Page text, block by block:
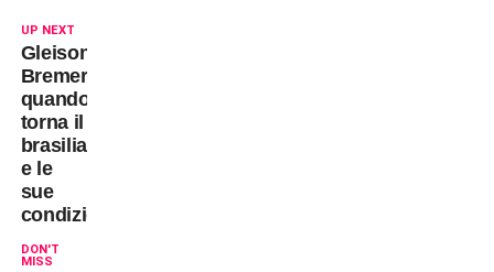
UP NEXT
Gleison
Bremer:
quando
torna il
brasiliano
e le
sue
condizioni
DON'T
MISS